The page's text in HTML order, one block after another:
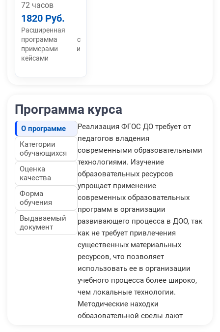
72 часов
1820 Руб.
Расширенная
программа с
примерами и
кейсами
Программа курса
О программе
Категории
обучающихся
Оценка
качества
Форма
обучения
Выдаваемый
документ
Реализация ФГОС ДО требует от
педагогов владения
современными образовательными
технологиями. Изучение
образовательных ресурсов
упрощает применение
современных образовательных
программ в организации
развивающего процесса в ДОО, так
как не требует привлечения
существенных материальных
ресурсов, что позволяет
использовать ее в организации
учебного процесса более широко,
чем локальные технологии.
Методические находки
образовательной среды дают